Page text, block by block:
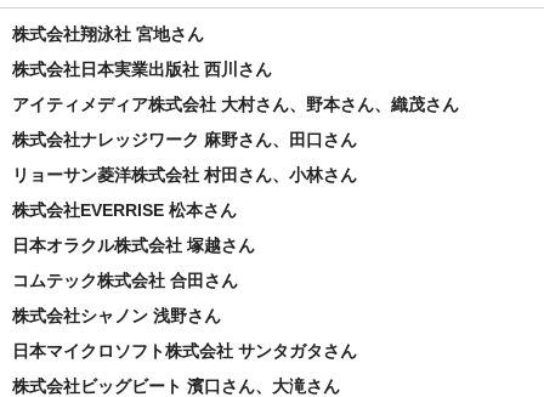
株式会社翔泳社 宮地さん
株式会社日本実業出版社 西川さん
アイティメディア株式会社 大村さん、野本さん、織茂さん
株式会社ナレッジワーク 麻野さん、田口さん
リョーサン菱洋株式会社 村田さん、小林さん
株式会社EVERRISE 松本さん
日本オラクル株式会社 塚越さん
コムテック株式会社 合田さん
株式会社シャノン 浅野さん
日本マイクロソフト株式会社 サンタガタさん
株式会社ビッグビート 濱口さん、大滝さん